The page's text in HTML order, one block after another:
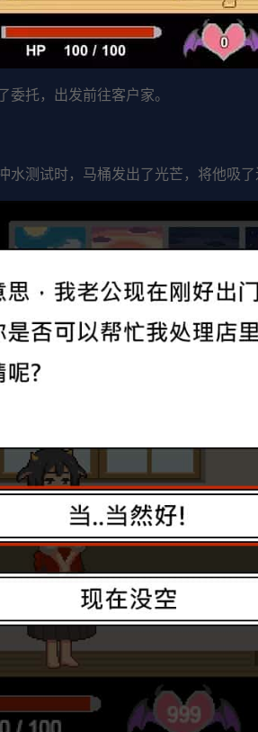
托，出发前往客户家。
水测试时，马桶发出了光芒，将他吸了